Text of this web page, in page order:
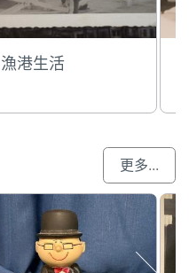
漁港生活
更多...